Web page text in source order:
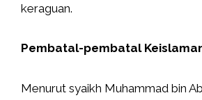
keraguan.
Pembatal-pembatal
Menurut syaikh Muhammad bin